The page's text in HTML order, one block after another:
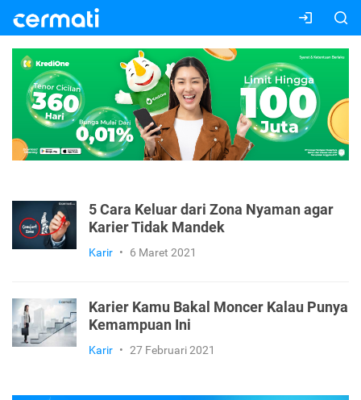
5 Cara Keluar dari Zona Nyaman agar
Karier Tidak Mandek
Karir • 6 Maret 2021
Karier Kamu Bakal Moncer Kalau Punya
Kemampuan Ini
Karir • 27 Februari 2021